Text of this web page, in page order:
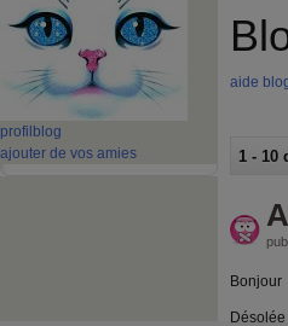
profil blog
ajouter de vos amies
aide
1 - 10
Bonjour